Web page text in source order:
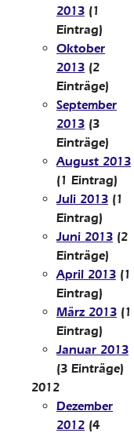
2013 (1
Eintrag)
Oktober
2013 (2
Einträge)
September
2013 (3
Einträge)
August 2013
(1 Eintrag)
Juli 2013 (1
Eintrag)
Juni 2013 (2
Einträge)
April 2013 (1
Eintrag)
März 2013 (1
Eintrag)
Januar 2013
(3 Einträge)
2012
Dezember
2012 (4